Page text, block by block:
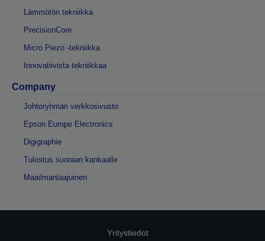
Lämmötön tekniikka
PrecisionCore
Micro Piezo -tekniikka
Innovatiivista tekniikkaa
Company
Johtoryhmän verkkosivusto
Epson Europe Electronics
Digigraphie
Tulostus suoraan kankaalle
Maailmanlaajuinen
Yritystiedot